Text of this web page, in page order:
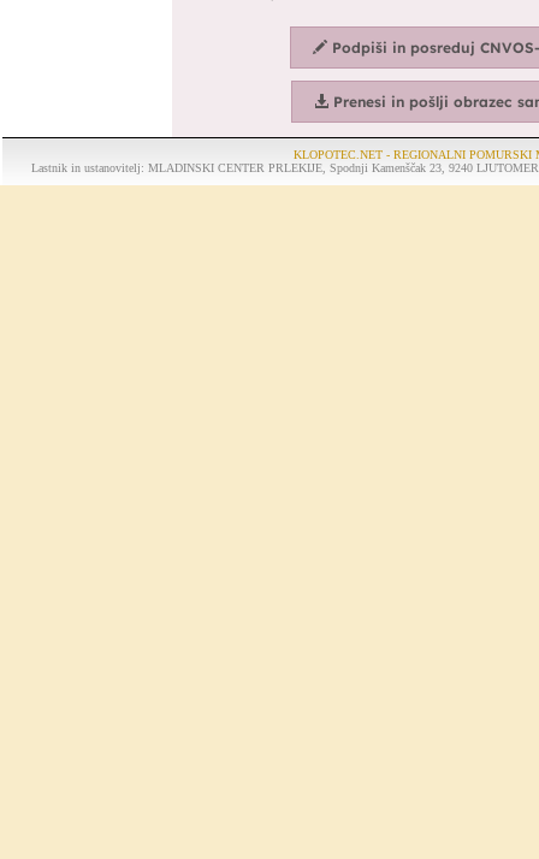
KLOPOTEC.NET - REGIONALNI POMURSKI
Lastnik in ustanovitelj: MLADINSKI CENTER PRLEKIJE, Spodnji Kamenščak 23, 9240